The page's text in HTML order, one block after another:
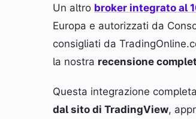
Un altro broker integrato al
Europa e autorizzati da
consigliati da
la nostra recensione
Questa integrazione
dal sito di TradingView,